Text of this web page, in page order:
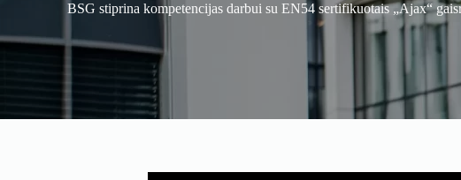
BSG stiprina kompetencijas darbui su EN54 sertifikuotais „Ajax“